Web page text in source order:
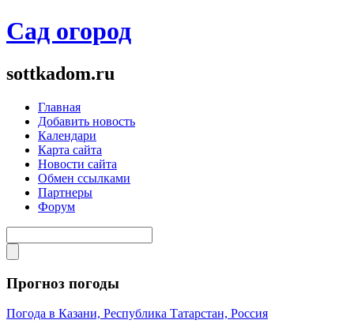
Сад огород
sottkadom.ru
Главная
Добавить новость
Календари
Карта сайта
Новости сайта
Обмен ссылками
Партнеры
Форум
Прогноз погоды
Погода в Казани, Республика Татарстан, Россия